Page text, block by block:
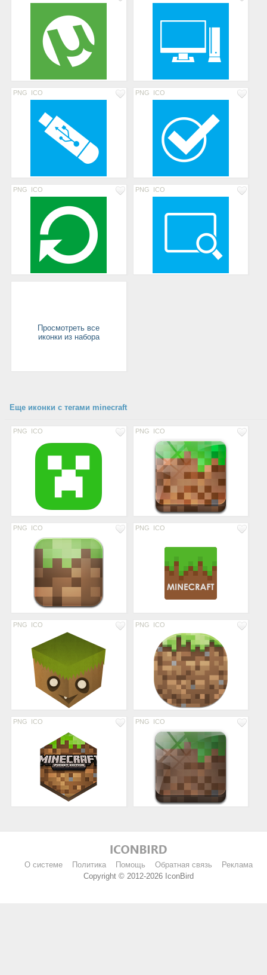
PNG ICO PNG ICO
PNG ICO PNG ICO
Просмотреть все
иконки из набора
Еще иконки с тегами minecraft
PNG ICO PNG ICO
PNG ICO PNG ICO
PNG ICO PNG ICO
PNG ICO PNG ICO
О системе Политика Помощь Обратная связь
Реклама
Copyright © 2012-2026 IconBird